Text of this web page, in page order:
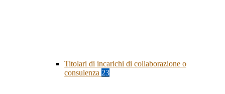
Titolari di incarichi di collaborazione o
consulenza 23